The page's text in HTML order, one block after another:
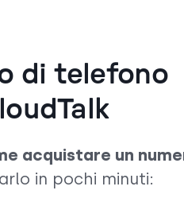
di telefono
acquistare un
in pochi minuti: